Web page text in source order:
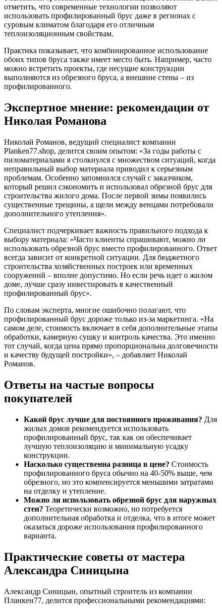
отметить, что современные технологии позволяют
использовать профилированный брус даже в регионах с
суровым климатом благодаря его отличным
теплоизоляционным свойствам.
Практика показывает, что комбинированное использование
обоих типов бруса также имеет место быть. Например, часто
можно встретить проекты, где несущие конструкции
выполняются из обрезного бруса, а внешние стены – из
профилированного.
Экспертное мнение: рекомендации от
Николая Романова
Николай Романов, ведущий специалист компании
Planken77.shop, делится своим опытом: «За годы работы с
пиломатериалами я столкнулся с множеством ситуаций, когда
неправильный выбор материала приводил к серьезным
проблемам. Особенно запомнился случай с заказчиком,
который решил сэкономить и использовал обрезной брус для
строительства жилого дома. После первой зимы появились
существенные трещины, а щели между венцами потребовали
дополнительного утепления».
Специалист подчеркивает важность правильного подхода к
выбору материала: «Часто клиенты спрашивают, можно ли
использовать обрезной брус вместо профилированного. Ответ
всегда зависит от конкретной ситуации. Для бюджетного
строительства хозяйственных построек или временных
сооружений – вполне допустимо. Но если речь идет о жилом
доме, лучше сразу инвестировать в качественный
профилированный брус».
По словам эксперта, многие ошибочно полагают, что
профилированный брус дороже только из-за маркетинга. «На
самом деле, стоимость включает в себя дополнительные этапы
обработки, камерную сушку и контроль качества. Это именно
тот случай, когда цена прямо пропорциональна долговечности
и качеству будущей постройки», – добавляет Николай
Романов.
Ответы на частые вопросы
покупателей
Какой брус лучше для постоянного проживания? Для
жилых домов рекомендуется использовать
профилированный брус, так как он обеспечивает
лучшую теплоизоляцию и минимальную усадку
конструкции.
Насколько существенна разница в цене? Стоимость
профилированного бруса обычно на 40-50% выше, чем
обрезного, но это компенсируется меньшими затратами
на отделку и утепление.
Можно ли использовать обрезной брус для наружных
стен? Теоретически возможно, но потребуется
дополнительная обработка и отделка, что в итоге может
оказаться дороже использования профилированного
варианта.
Практические советы от мастера
Александра Синицына
Александр Синицын, опытный строитель из компании
Планкен77, делится профессиональными рекомендациями: